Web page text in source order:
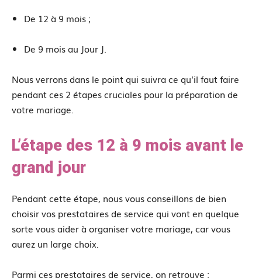
De 12 à 9 mois ;
De 9 mois au Jour J.
Nous verrons dans le point qui suivra ce qu’il faut faire
pendant ces 2 étapes cruciales pour la préparation de
votre mariage.
L’étape des 12 à 9 mois avant le
grand jour
Pendant cette étape, nous vous conseillons de bien
choisir vos prestataires de service qui vont en quelque
sorte vous aider à organiser votre mariage, car vous
aurez un large choix.
Parmi ces prestataires de service, on retrouve :